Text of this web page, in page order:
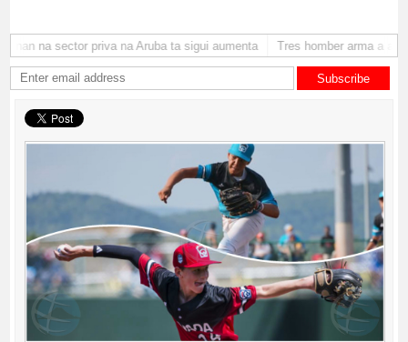
na sector priva na Aruba ta sigui aumenta Tres homber arma a
Subscribe